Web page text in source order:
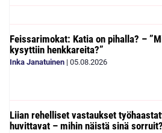
Feissarimokat: Katia on pihalla? –
kysyttiin henkkareita?”
Inka Janatuinen | 05.08.2026
Liian rehelliset vastaukset
huvittavat – mihin näistä sinä sorruit?